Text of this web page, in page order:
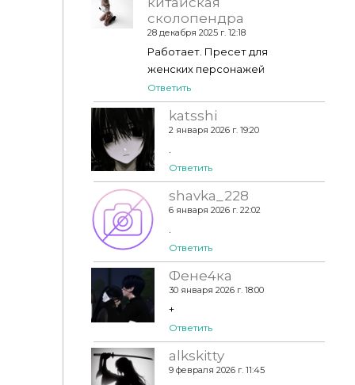
сколопендра
28 декабря 2025 г. 12:18
Работает. Пресет для
женских персонажей
Ответить
katsshi
2 января 2026 г. 19:20
Ответить
shavka_228
6 января 2026 г. 22:02
Ответить
Фене4ка
30 января 2026 г. 18:00
+
Ответить
alkskitty
9 февраля 2026 г. 11:45